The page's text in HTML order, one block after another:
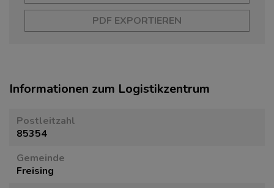
PDF EXPORTIEREN
Informationen zum Logistikzentrum
Postleitzahl
85354
Gemeinde
Freising